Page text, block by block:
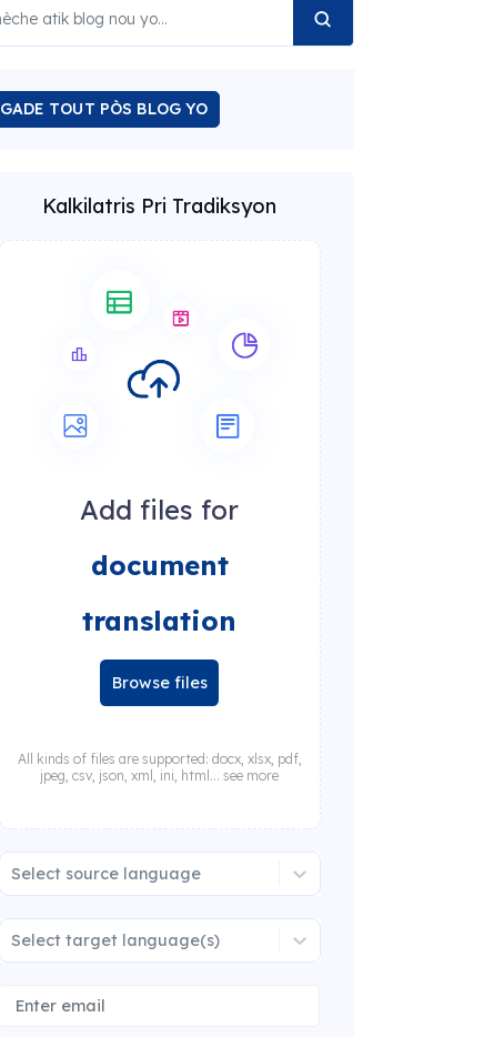
GADE TOUT PÒS BLOG YO
Kalkilatris Pri Tradiksyon
Add files for
document
translation
Browse files
All kinds of files are supported: docx, xlsx, pdf,
jpeg, csv, json, xml, ini, html... see more
Select source language
Select target language(s)